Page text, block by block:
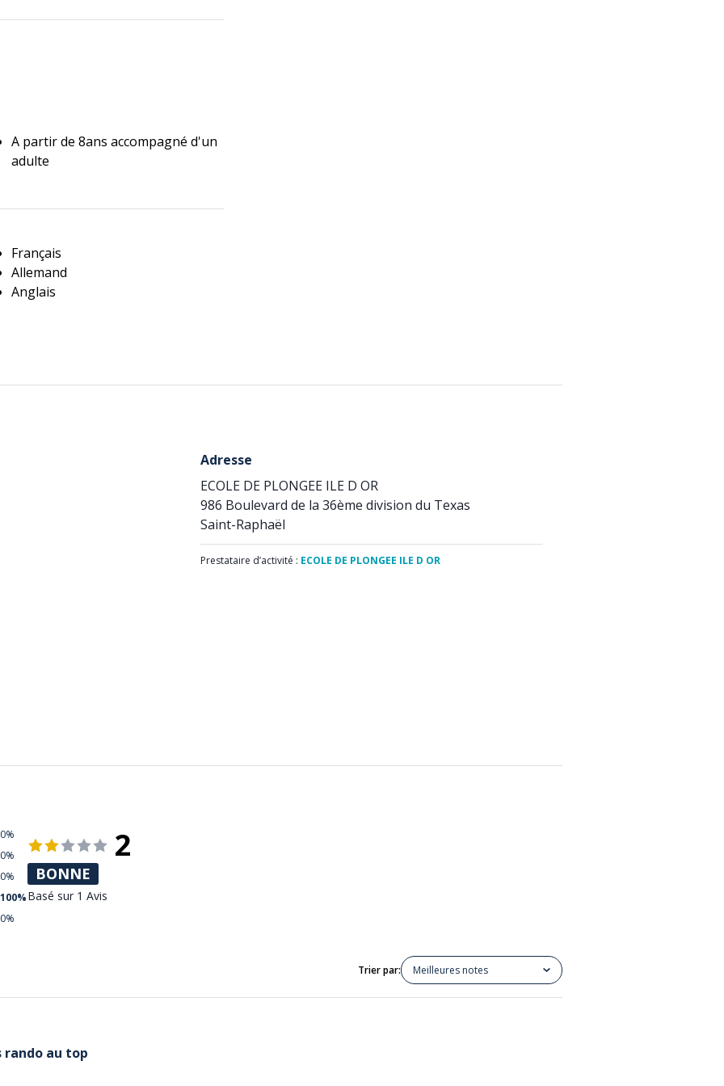
A partir de 8ans accompagné d'un
adulte
Français
Allemand
Anglais
Adresse
ECOLE DE PLONGEE ILE D OR
986 Boulevard de la 36ème division du Texas
Saint-Raphaël
Prestataire d’activité : ECOLE DE PLONGEE ILE D OR
0%
0%
0%
100%
0%
2
BONNE
Basé sur 1 Avis
Trier par: Meilleures notes
rando au top